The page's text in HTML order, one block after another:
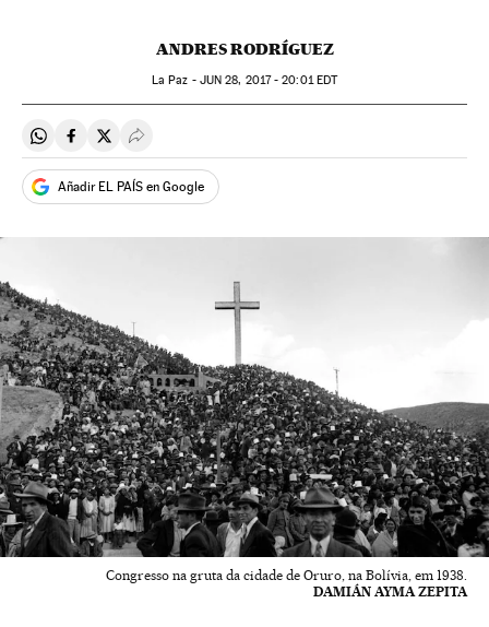
ANDRES RODRÍGUEZ
La Paz - JUN 28, 2017 - 20:01EDT
Compartir en Whatsapp
Compartir en Facebook
Compartir en Twitter
Desplegar Redes Sociales
Añadir EL PAÍS en Google
Congresso na gruta da cidade de Oruro, na Bolívia, em 1938.
DAMIÁN AYMA ZEPITA